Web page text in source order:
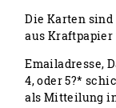
Die Karten
aus
Emailadresse,
4, oder 5?*
als Mitteilung